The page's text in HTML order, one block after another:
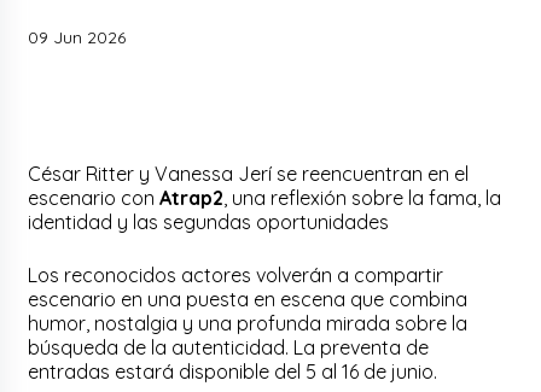
09 Jun 2026
César Ritter y Vanessa Jerí se reencuentran en el
escenario conAtrap2, una reflexión sobre la fama, la
identidad y las segundas oportunidades
Los reconocidos actores volverán a compartir
escenario en una puesta en escena que combina
humor, nostalgia y una profunda mirada sobre la
búsqueda de la autenticidad. La preventa de
entradas estará disponible del 5 al 16 de junio.